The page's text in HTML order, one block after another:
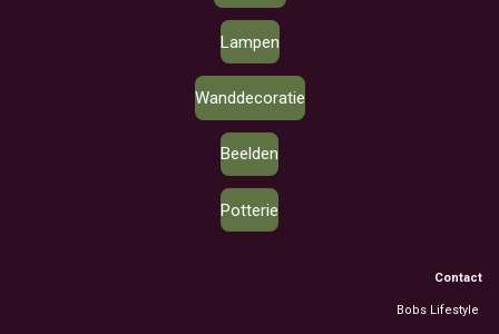
Lampen
Wanddecoratie
Beelden
Potterie
Contact
Bobs Lifestyle